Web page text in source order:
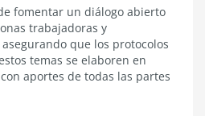
fomentar un diálogo abierto
trabajadoras y
que los protocolos
temas se elaboren en
aportes de todas las partes